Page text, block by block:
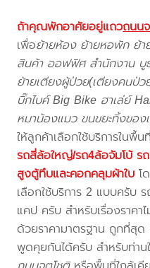
ถ้าคุณพักอาศัยอยู่แถวถนน
เพื่อย้ายห้อง ย้ายหอพัก ย้า
สินค้า ออฟฟิศ สำนักงาน บู
ย้ายเตียงผู้ป่วย(เตียงคนป่ว
บิ๊กไบค์ Big Bike ฮาเล่ย์
หมาน้องแมว ขนขยะทิ้งของ
ให้ลูกค้าเลือกใช้บริการในพื้
รถสี่ล้อใหญ่/รถ4ล้อจัมโบ้ ร
สูงตู้ทึบและคอกคลุมผ้าใบ โ
เลือกใช้บริการ 2 แบบครับ
แคป ครับ สำหรับเรื่องราคา
ด้วยราคามาตรฐาน ถูกที่สุด
พูดคุยกันได้ครับ สำหรับท่าน